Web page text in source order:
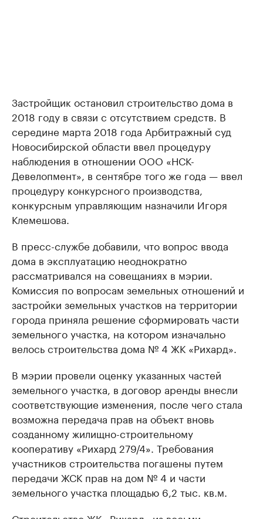
Застройщик остановил строительство дома в
2018 году в связи с отсутствием средств. В
середине марта 2018 года Арбитражный суд
Новосибирской области ввел процедуру
наблюдения в отношении ООО «НСК-
Девелопмент», в сентябре того же года — ввел
процедуру конкурсного производства,
конкурсным управляющим назначили Игоря
Клемешова.
В пресс-службе добавили, что вопрос ввода
дома в эксплуатацию неоднократно
рассматривался на совещаниях в мэрии.
Комиссия по вопросам земельных отношений и
застройки земельных участков на территории
города приняла решение сформировать части
земельного участка, на котором изначально
велось строительства дома № 4 ЖК «Рихард».
В мэрии провели оценку указанных частей
земельного участка, в договор аренды внесли
соответствующие изменения, после чего стала
возможна передача прав на объект вновь
созданному жилищно-строительному
кооперативу «Рихард 279/4». Требования
участников строительства погашены путем
передачи ЖСК прав на дом № 4 и части
земельного участка площадью 6,2 тыс. кв.м.